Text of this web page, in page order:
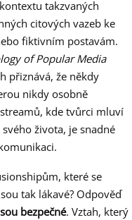
takzvaných
citových vazeb ke
fiktivním postavám.
of Popular Media
přiznává, že někdy
nikdy osobně
kde tvůrci mluví
života, je snadné
které se
tak lákavé? Odpověď
bezpečné. Vztah, který